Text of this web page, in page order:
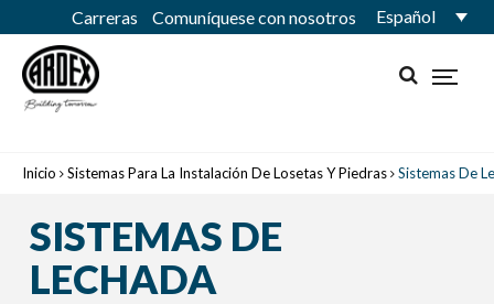
Carreras Comuníquese con nosotros Español
Inicio Sistemas Para La Instalación De Losetas Y Piedras Sistemas De
SISTEMAS DE
LECHADA